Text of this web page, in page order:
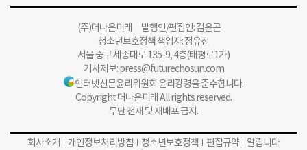
(주)더나은미래 발행인/편집인: 김윤곤
청소년보호정책 책임자: 정유진
서울 중구 세종대로 135-9, 4층(태평로1가)
기사제보:press@futurechosun.com
인터넷신문윤리위원회 윤리강령을 준수합니다.
Copyright 더나은미래 All rights reserved.
무단 전재 및 재배포 금지.
회사소개 개인정보처리방침 청소년보호정책 편집규약 알립니다